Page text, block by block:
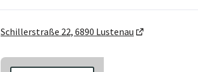
Schillerstraße 22, 6890 Lustenau